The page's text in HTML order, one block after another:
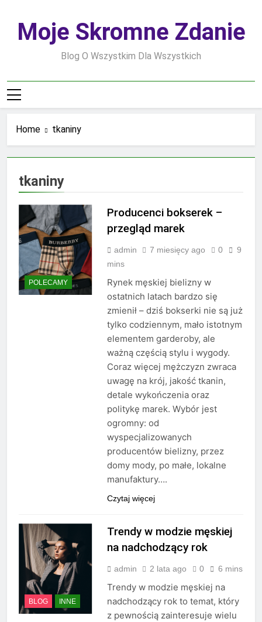
contentMoje Skromne Zdanie
Blog O Wszystkim Dla Wszystkich
Home tkaniny
tkaniny
POLECAMY
Producenci bokserek –
przegląd marek
admin 7 miesięcy ago 0
9
mins
Rynek męskiej bielizny w
ostatnich latach bardzo się
zmienił – dziś bokserki nie są już
tylko codziennym, mało istotnym
elementem garderoby, ale
ważną częścią stylu i wygody.
Coraz więcej mężczyzn zwraca
uwagę na krój, jakość tkanin,
detale wykończenia oraz
politykę marek. Wybór jest
ogromny: od
wyspecjalizowanych
producentów bielizny, przez
domy mody, po małe, lokalne
manufaktury….
Czytaj więcej
BLOG INNE
Trendy w modzie męskiej
na nadchodzący rok
admin 2 lata ago 0 6 mins
Trendy w modzie męskiej na
nadchodzący rok to temat, który
z pewnością zainteresuje wielu